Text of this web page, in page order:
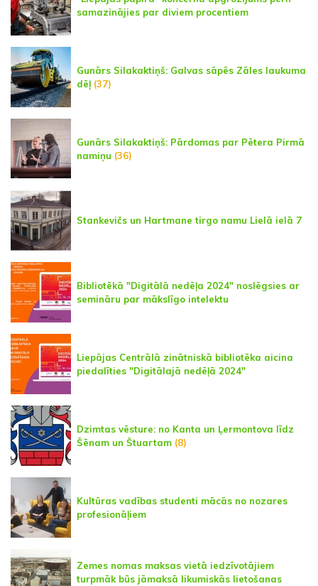
samazinājies par diviem procentiem
Gunārs Silakaktiņš: Galvas sāpēs Zāles laukuma
dēļ (37)
Gunārs Silakaktiņš: Pārdomas par Pētera Pirmā
namiņu (36)
Stankevičs un Hartmane tirgo namu Lielā ielā 7
Bibliotēkā "Digitālā nedēļa 2024" noslēgsies ar
semināru par mākslīgo intelektu
Liepājas Centrālā zinātniskā bibliotēka aicina
piedalīties "Digitālajā nedēļā 2024"
Dzimtas vēsture: no Kanta un Ļermontova līdz
Šēnam un Štuartam (8)
Kultūras vadības studenti mācās no nozares
profesionāļiem
Zemes nomas maksas vietā iedzīvotājiem
turpmāk būs jāmaksā likumiskās lietošanas